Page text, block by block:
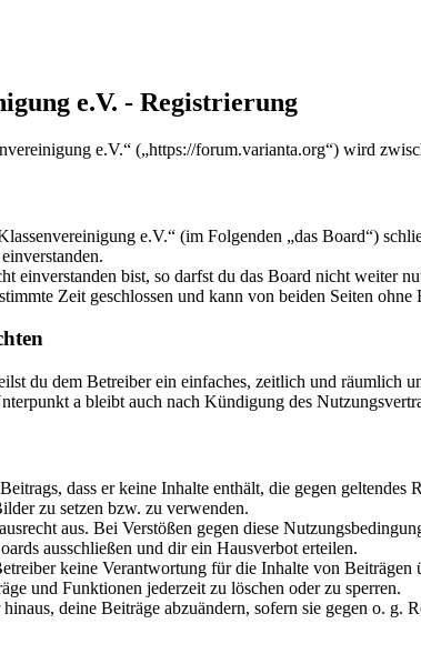
e.V. - Registrierung
e.V.“ („https://forum.varianta.org“) wird
e.V.“ (im Folgenden „das Board“)
einverstanden bist, so darfst du das Board nicht weiter
Zeit geschlossen und kann von beiden Seiten
du dem Betreiber ein einfaches, zeitlich und räumlich
a bleibt auch nach Kündigung des
dass er keine Inhalte enthält, die gegen
zu setzen bzw. zu verwenden.
aus. Bei Verstößen gegen diese
ausschließen und dir ein Hausverbot erteilen.
keine Verantwortung für die Inhalte von
und Funktionen jederzeit zu löschen oder zu sperren.
deine Beiträge abzuändern, sofern sie gegen o.